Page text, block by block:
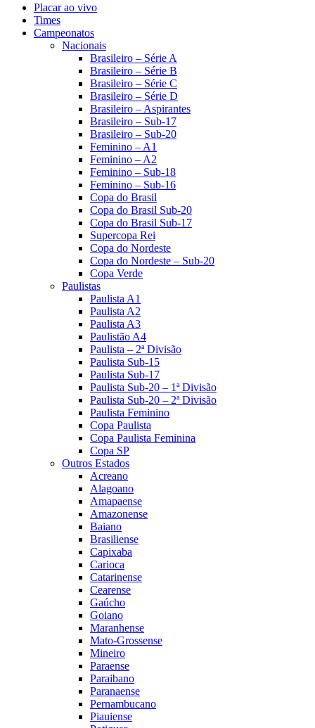
Placar ao vivo
Times
Campeonatos
Nacionais
Brasileiro – Série A
Brasileiro – Série B
Brasileiro – Série C
Brasileiro – Série D
Brasileiro – Aspirantes
Brasileiro – Sub-17
Brasileiro – Sub-20
Feminino – A1
Feminino – A2
Feminino – Sub-18
Feminino – Sub-16
Copa do Brasil
Copa do Brasil Sub-20
Copa do Brasil Sub-17
Supercopa Rei
Copa do Nordeste
Copa do Nordeste – Sub-20
Copa Verde
Paulistas
Paulista A1
Paulista A2
Paulista A3
Paulistão A4
Paulista – 2ª Divisão
Paulista Sub-15
Paulista Sub-17
Paulista Sub-20 – 1ª Divisão
Paulista Sub-20 – 2ª Divisão
Paulista Feminino
Copa Paulista
Copa Paulista Feminina
Copa SP
Outros Estados
Acreano
Alagoano
Amapaense
Amazonense
Baiano
Brasiliense
Capixaba
Carioca
Catarinense
Cearense
Gaúcho
Goiano
Maranhense
Mato-Grossense
Mineiro
Paraense
Paraibano
Paranaense
Pernambucano
Piauiense